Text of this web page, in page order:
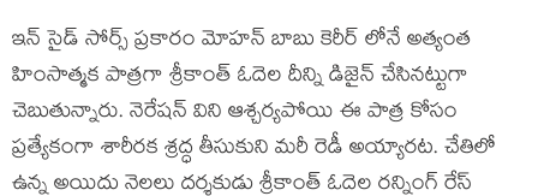
ఇన్ సైడ్ సోర్స్ ప్రకారం మోహన్ బాబు కెరీర్ లోనే అత్యంత
హింసాత్మక పాత్రగా శ్రీకాంత్ ఓదెల దీన్ని డిజైన్ చేసినట్టుగా
చెబుతున్నారు. నెరేషన్ విని ఆశ్చర్యపోయి ఈ పాత్ర కోసం
ప్రత్యేకంగా శారీరక శ్రద్ధ తీసుకుని మరీ రెడీ అయ్యారట. చేతిలో
ఉన్న అయిదు నెలలు దర్శకుడు శ్రీకాంత్ ఓదెల రన్నింగ్ రేస్